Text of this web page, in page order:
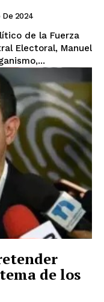
De 2024
de la Fuerza
Electoral, Manuel
de los